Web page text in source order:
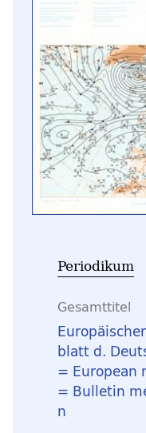
Periodikum
Gesamttitel
blatt d.
= European
= Bulletin
n